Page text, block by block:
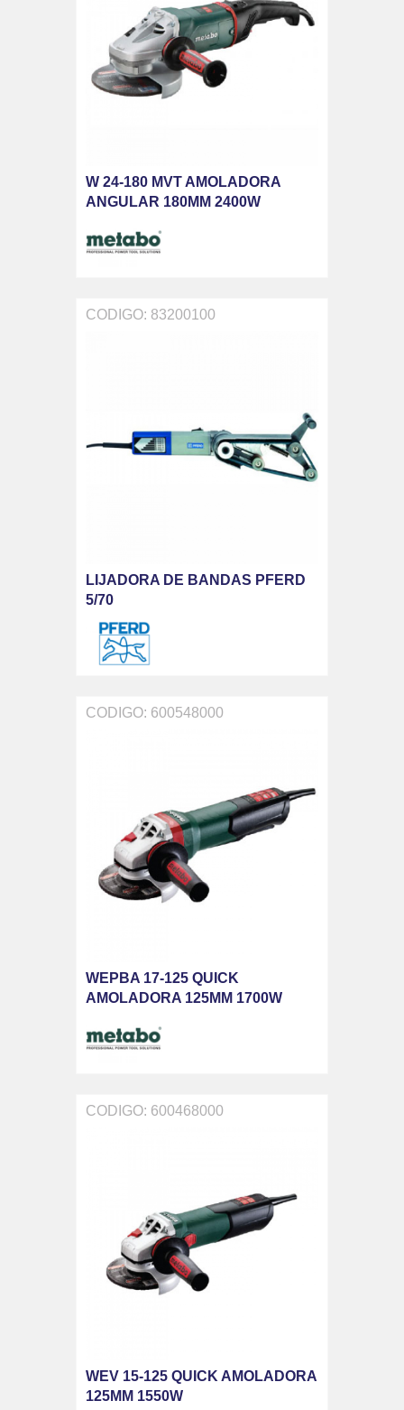
W 24-180 MVT AMOLADORA
ANGULAR 180MM 2400W
CODIGO: 83200100
LIJADORA DE BANDAS PFERD
5/70
CODIGO: 600548000
WEPBA 17-125 QUICK
AMOLADORA 125MM 1700W
CODIGO: 600468000
WEV 15-125 QUICK AMOLADORA
125MM 1550W